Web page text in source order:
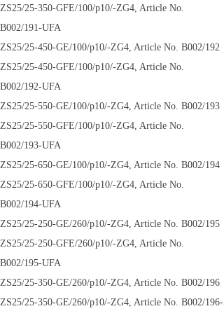
ZS25/25-350-GFE/100/p10/-ZG4, Article No.
B002/191-UFA
ZS25/25-450-GE/100/p10/-ZG4, Article No. B002/192
ZS25/25-450-GFE/100/p10/-ZG4, Article No.
B002/192-UFA
ZS25/25-550-GE/100/p10/-ZG4, Article No. B002/193
ZS25/25-550-GFE/100/p10/-ZG4, Article No.
B002/193-UFA
ZS25/25-650-GE/100/p10/-ZG4, Article No. B002/194
ZS25/25-650-GFE/100/p10/-ZG4, Article No.
B002/194-UFA
ZS25/25-250-GE/260/p10/-ZG4, Article No. B002/195
ZS25/25-250-GFE/260/p10/-ZG4, Article No.
B002/195-UFA
ZS25/25-350-GE/260/p10/-ZG4, Article No. B002/196
ZS25/25-350-GE/260/p10/-ZG4, Article No. B002/196-